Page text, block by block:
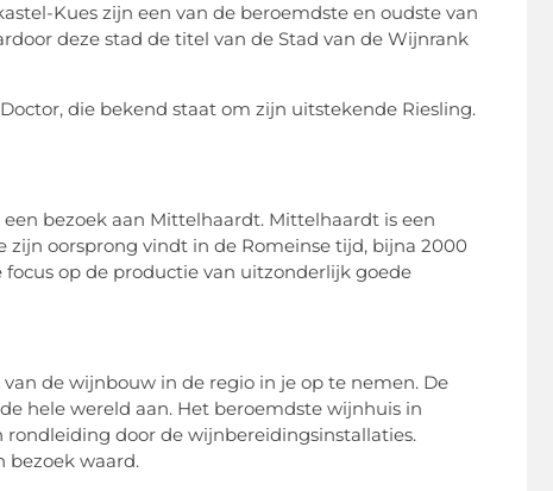
Kues zijn een van de beroemdste en oudste van
deze stad de titel van de Stad van de Wijnrank
die bekend staat om zijn uitstekende Riesling.
bezoek aan Mittelhaardt. Mittelhaardt is een
oorsprong vindt in de Romeinse tijd, bijna 2000
op de productie van uitzonderlijk goede
de wijnbouw in de regio in je op te nemen. De
hele wereld aan. Het beroemdste wijnhuis in
door de wijnbereidingsinstallaties.
bezoek waard.